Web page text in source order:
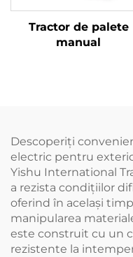
Tractor de palete
manual
Descoperiți
electric pentru
Yishu International
a rezista condițiilor
oferind în același
manipularea
este construit cu un
rezistente la